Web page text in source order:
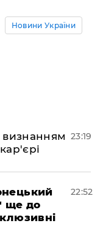
Новини України
визнанням 23:19
ще до
22:52